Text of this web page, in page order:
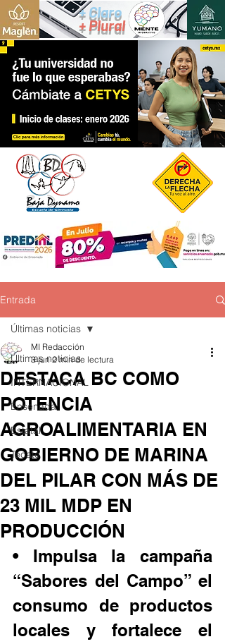
+ Claro
+ Plural
Entrada
Últimas noticias
INTERNACIONAL
Ensenada
Estatal
Tecate
Últimas noticias
DESTACA BC COMO
POTENCIA
AGROALIMENTARIA EN
GOBIERNO DE MARINA
DEL PILAR CON MÁS DE
23 MIL MDP EN
PRODUCCIÓN
MI Redacción
3 jun 2 min de lectura
• Impulsa la campaña
“Sabores del Campo” el
consumo de productos
locales y fortalece el